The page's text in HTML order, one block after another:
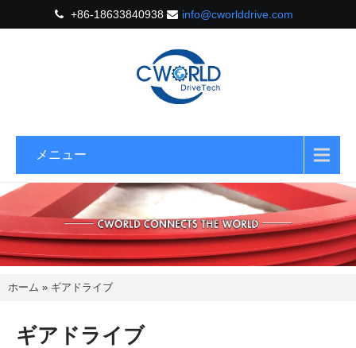
+86-18633840938 info@cworlddrive.com
メニュー
ホーム » ギアドライブ
ギアドライブ